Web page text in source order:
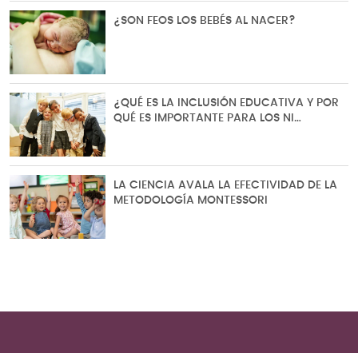
¿SON FEOS LOS BEBÉS AL NACER?
¿QUÉ ES LA INCLUSIÓN EDUCATIVA Y POR
QUÉ ES IMPORTANTE PARA LOS NI…
LA CIENCIA AVALA LA EFECTIVIDAD DE LA
METODOLOGÍA MONTESSORI